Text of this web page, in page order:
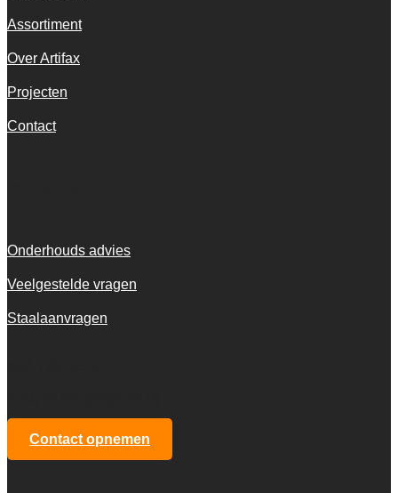
Assortiment
Over Artifax
Projecten
Contact
Onderhouds advies
Veelgestelde vragen
Staalaanvragen
Contact opnemen